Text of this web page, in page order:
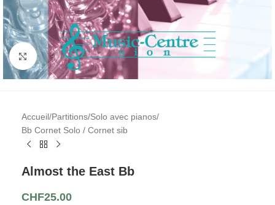
Cliquez pour agrandir l'image
Accueil/Partitions/Solo avec pianos/
Bb Cornet Solo / Cornet sib
Almost the East Bb
CHF25.00